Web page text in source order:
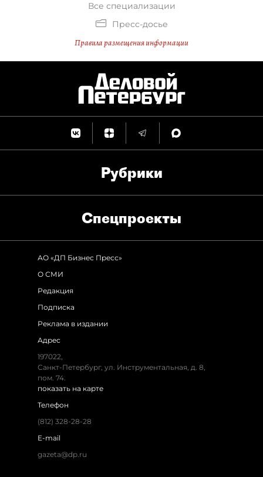
Все специализации
Пресс-досье
Правила размещения информации
Рубрики
Спец­проекты
АО «ДП Бизнес Пресс»
О СМИ
Редакция
Подписка
Реклама в издании
Адрес
197022,
Санкт-Петербург, ул. Инструментальная, д. 8,
пом. 74.
показать на карте
Телефон
(812) 328-28-28
E-mail
gazeta@dp.ru